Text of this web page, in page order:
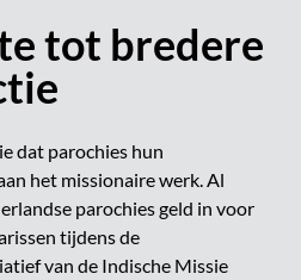
tot bredere
dat parochies hun
het missionaire werk. Al
parochies geld in voor
tijdens de
van de Indische Missie